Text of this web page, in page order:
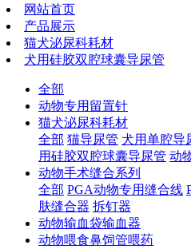
网站首页
产品展示
猫犬泌尿科耗材
犬用硅胶双腔球囊导尿管
全部
动物专用留置针
猫犬泌尿科耗材
全部 猫导尿管 犬用单腔导
用硅胶双腔球囊导尿管 动
动物手术缝合系列
全部 PGA动物专用缝合线
肤缝合器 拆钉器
动物输血袋输血器
动物喂食鼻饲管喂药